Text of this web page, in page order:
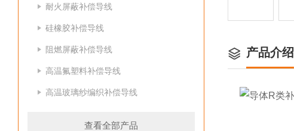
耐火屏蔽补偿导线
硅橡胶补偿导线
阻燃屏蔽补偿导线
高温氟塑料补偿导线
高温玻璃纱编织补偿导线
查看全部产品
产品介绍